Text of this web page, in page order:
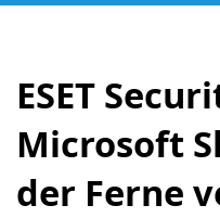
ESET
Microsoft
der Ferne